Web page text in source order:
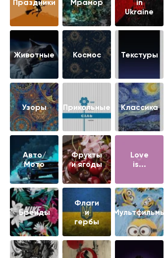
Ukraine
Животные Космос Текстуры
Узоры Прикольные Классика
Авто/
Мото
Фрукты
и ягоды
Love
is...
Бренды
Флаги
и
гербы
Мультфильмы